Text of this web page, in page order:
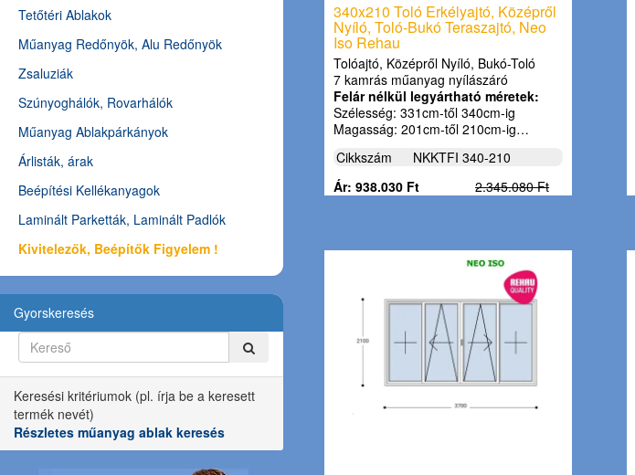
340x210 Toló Erkélyajtó, Középről
Nyíló, Toló-Bukó Teraszajtó, Neo
Iso Rehau
Tolóajtó, Középről Nyíló, Bukó-Toló
7 kamrás műanyag nyílászáró
Felár nélkül legyártható méretek:
Szélesség: 331cm-től 340cm-ig
Magasság: 201cm-től 210cm-ig…
Cikkszám
NKKTFI 340-210
Ár: 938.030 Ft
2.345.080 Ft
Tetőtéri Ablakok
Műanyag Redőnyök, Alu Redőnyök
Zsaluziák
Szúnyoghálók, Rovarhálók
Műanyag Ablakpárkányok
Árlisták, árak
Beépítési Kellékanyagok
Laminált Parketták, Laminált Padlók
Kivitelezők, Beépítők Figyelem !
Gyorskeresés
Keresési kritériumok (pl. írja be a keresett
termék nevét)
Részletes műanyag ablak keresés